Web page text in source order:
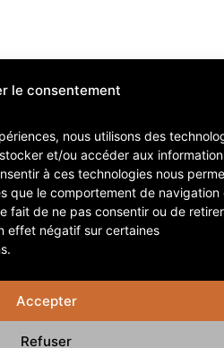
le consentement
nous utilisons des
et/ou accéder aux
à ces technologies nous
que le comportement de navigation
fait de ne pas consentir ou de
effet négatif sur certaines
Accepter
Refuser